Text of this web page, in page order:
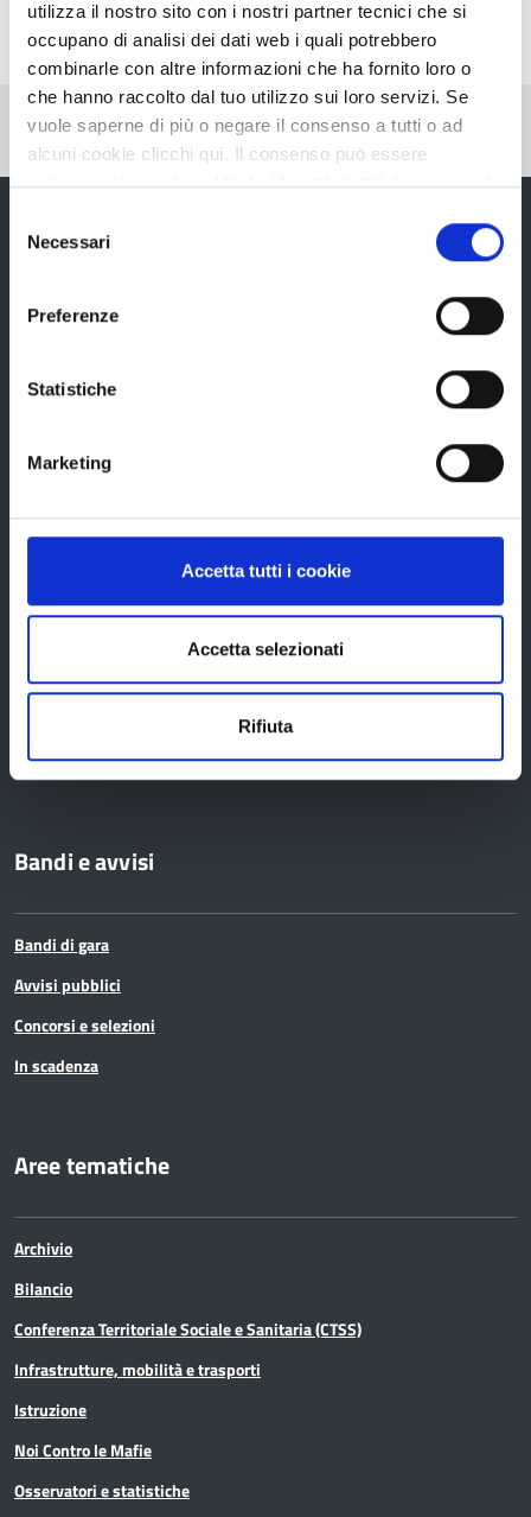
utilizza il nostro sito con i nostri partner tecnici che si
occupano di analisi dei dati web i quali potrebbero
combinarle con altre informazioni che ha fornito loro o
che hanno raccolto dal tuo utilizzo sui loro servizi. Se
vuole saperne di più o negare il consenso a tutti o ad
alcuni cookie clicchi qui. Il consenso può essere
espresso cliccando sul tasto "Accetta tutti". Se non vuole
tasto "Rifiuta".
delNecessari
Preferenze
Statistiche
Marketing
Accetta tutti i cookie
Accetta selezionati
Rifiuta
Pubblicato: 20 Novembre 2015
—
Ultima modifica: 12 Febbraio 2016
Organi di governo
Amministrazione Trasparente
Storia della Provincia
Elezioni
Bandi e avvisi
Bandi di gara
Avvisi pubblici
Concorsi e selezioni
In scadenza
Aree tematiche
Archivio
Bilancio
Conferenza Territoriale Sociale e Sanitaria (CTSS)
Infrastrutture, mobilità e trasporti
Istruzione
Noi Contro le Mafie
Osservatori e statistiche